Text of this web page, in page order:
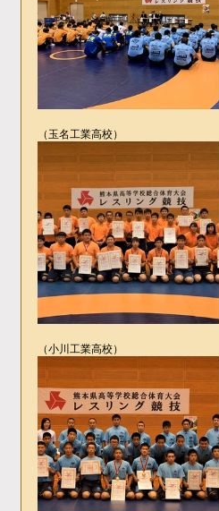
（玉名工業高校）
（小川工業高校）